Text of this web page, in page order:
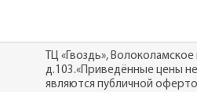
ТЦ «Гвоздь», Волоколамское
д.103.«Приведённые цены не
являются публичной